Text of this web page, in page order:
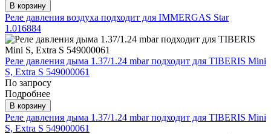
В корзину
Реле давления воздуха подходит для IMMERGAS Star
1.016884
Реле давления дыма 1.37/1.24 mbar подходит для TIBERIS Mini
S, Extra S 549000061
По запросу
Подробнее
В корзину
Реле давления дыма 1.37/1.24 mbar подходит для TIBERIS Mini
S, Extra S 549000061